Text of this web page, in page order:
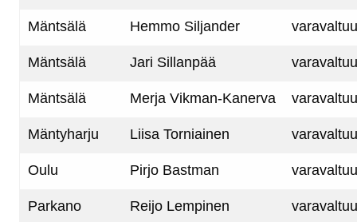
Mäntsälä Hemmo Siljander
Mäntsälä Jari Sillanpää
Mäntsälä Merja Vikman-Kanerva
Mäntyharju Liisa Torniainen
Oulu Pirjo Bastman
Parkano Reijo Lempinen